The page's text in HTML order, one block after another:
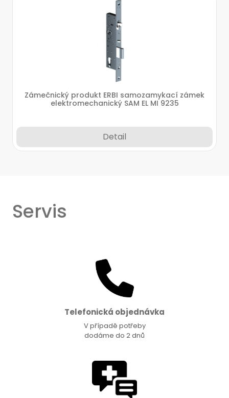
Zámečnický produkt ERBI samozamykací zámek
elektromechanický SAM EL MI 9235
Detail
Servis
Telefonická objednávka
V případě potřeby
dodáme do 2 dnů